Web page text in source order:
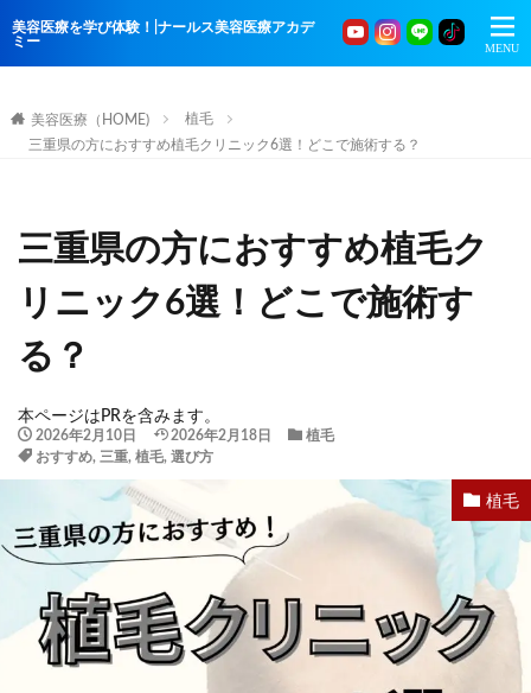
美容医療を学び体験！|ナールス美容医療アカデ
ミー
美容医療（HOME)
植毛
三重県の方におすすめ植毛クリニック6選！どこで施術する？
三重県の方におすすめ植毛ク
リニック6選！どこで施術す
る？
本ページはPRを含みます。
2026年2月10日 2026年2月18日
植毛
おすすめ, 三重, 植毛, 選び方
植毛